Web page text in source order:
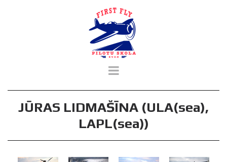
JŪRAS LIDMAŠĪNA (ULA(sea),
LAPL(sea))